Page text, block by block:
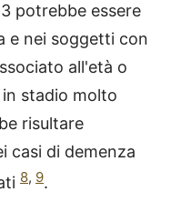
potrebbe essere
e nei soggetti con
all'età o
stadio molto
risultare
casi di demenza
8, 9.